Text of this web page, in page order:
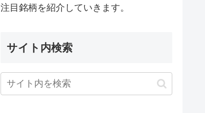
注目銘柄を紹介していきます。
サイト内検索